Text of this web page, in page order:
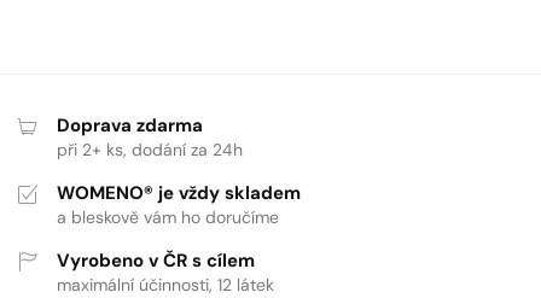
Doprava zdarma
při 2+ ks, dodání za 24h
WOMENO® je vždy skladem
a bleskově vám ho doručíme
Vyrobeno v ČR s cílem
maximální účinnosti, 12 látek